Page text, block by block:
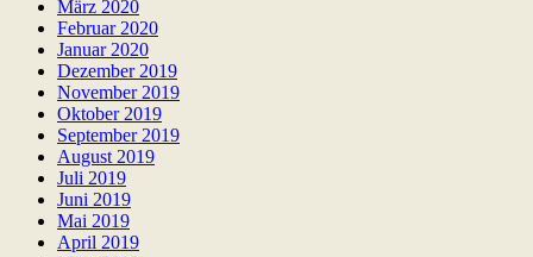
März 2020
Februar 2020
Januar 2020
Dezember 2019
November 2019
Oktober 2019
September 2019
August 2019
Juli 2019
Juni 2019
Mai 2019
April 2019